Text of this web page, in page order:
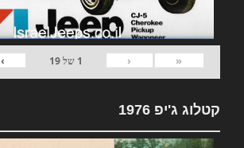
«
‹
1 של19
›
קטלוג ג'יפ 1976